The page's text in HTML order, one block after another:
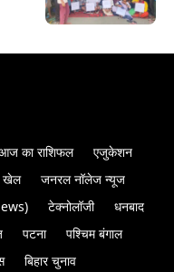
का राशिफल
एजुकेशन
खेल
जनरल नॉलेज न्यूज
टेक्नोलॉजी
धनबाद
पटना
पश्चिम बंगाल
बिहार चुनाव